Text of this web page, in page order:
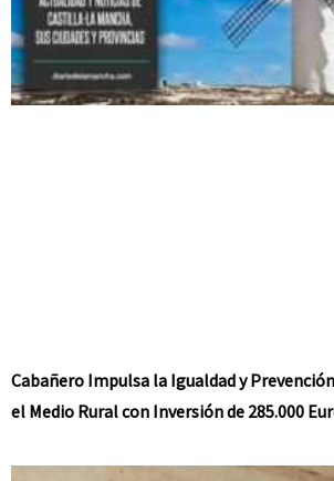
Cabañero Impulsa la Igualdad y
el Medio Rural con Inversión de 285.000